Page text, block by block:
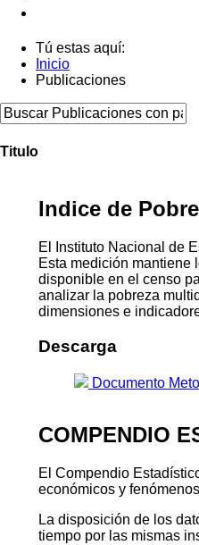
Tú estas aquí:
Inicio
Publicaciones
Titulo
Indice de
El Instituto Nacional de
Esta medición mantiene
disponible en el censo
analizar la pobreza
dimensiones e
Descarga
Documento
COMPENDIO
El Compendio
económicos y
La disposición de los
tiempo por las mismas